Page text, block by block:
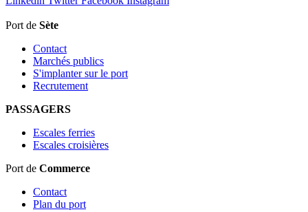
Port de Sète
Contact
Marchés publics
S'implanter sur le port
Recrutement
PASSAGERS
Escales ferries
Escales croisières
Port de Commerce
Contact
Plan du port